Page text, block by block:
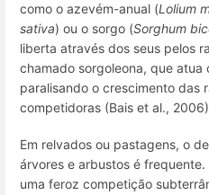
como o azevém-anual (Lolium
sativa) ou o sorgo (Sorghum
liberta através dos seus pelos
chamado sorgoleona, que atua
paralisando o crescimento das
competidoras (Bais et al.,
Em relvados ou pastagens, o
árvores e arbustos é
uma feroz competição